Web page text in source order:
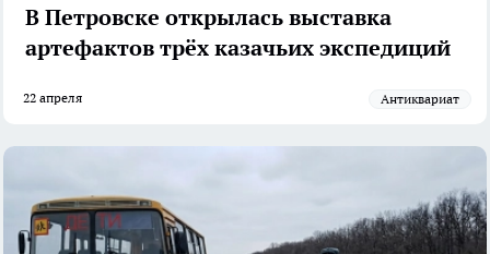
В Петровске открылась выставка
артефактов трёх казачьих экспедиций
22 апреля антиквариат